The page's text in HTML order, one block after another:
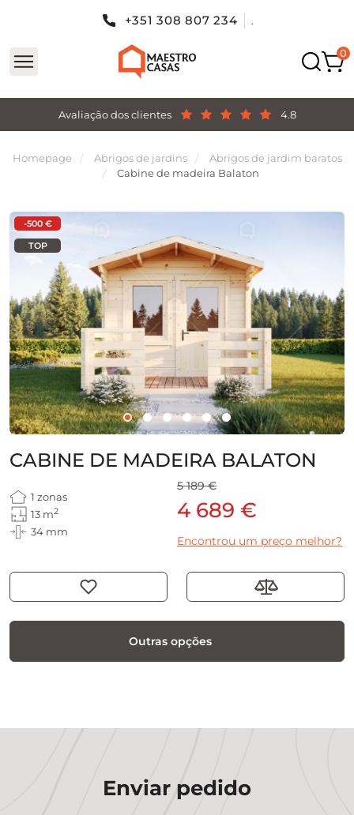
Avaliação dos clientes 4.8
+351 308 807 234 .
Homepage Abrigos de jardins
Abrigos de jardim baratos
Cabine de madeira Balaton
-500 €
TOP
CABINE DE MADEIRA BALATON
1 zonas
13 m2
34 mm
5 189 €
4 689 €
Encontrou um preço melhor?
Outras opções
Enviar pedido